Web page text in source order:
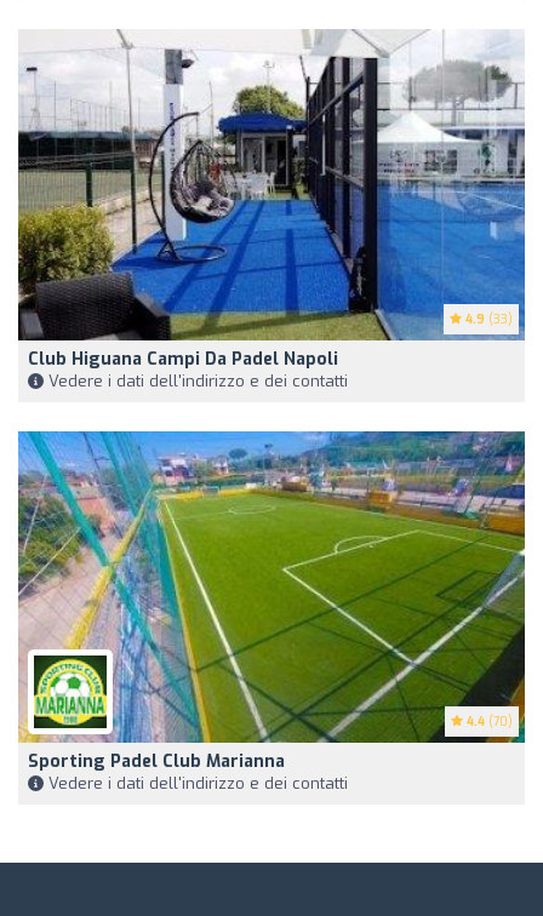
4.9 (33)
Club Higuana Campi Da Padel Napoli
Vedere i dati dell'indirizzo e dei contatti
4.4 (70)
Sporting Padel Club Marianna
Vedere i dati dell'indirizzo e dei contatti